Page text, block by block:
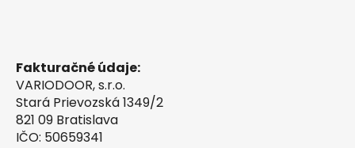
Fakturačné údaje:
VARIODOOR, s.r.o.
Stará Prievozská 1349/2
821 09 Bratislava
IČO: 50659341